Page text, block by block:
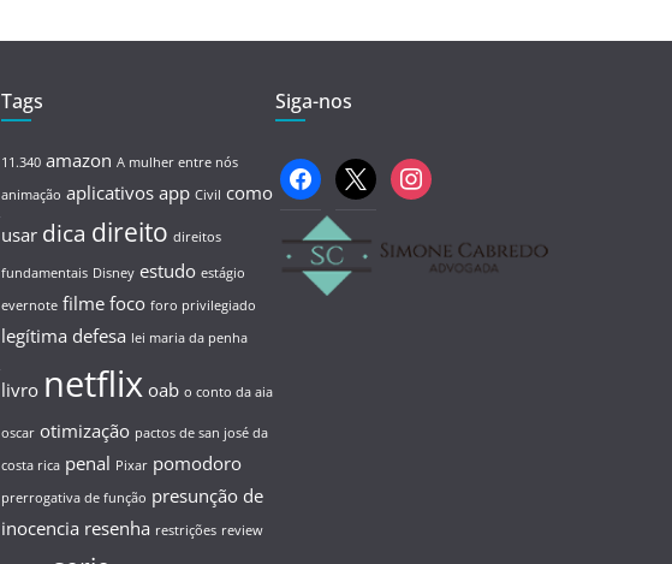
Tags
11.340 amazon A mulher entre nós
animação aplicativosapp Civil como
usar dica direito direitos
fundamentais Disney estudo estágio
evernote filmefoco foro privilegiado
legítima defesa lei maria da penha
livro netflixoab o conto da aia
oscar otimização pactos de san josé da
costa rica penal Pixar pomodoro
prerrogativa de função presunção de
inocencia resenha restrições review
Siga-nos
facebook
x instagram